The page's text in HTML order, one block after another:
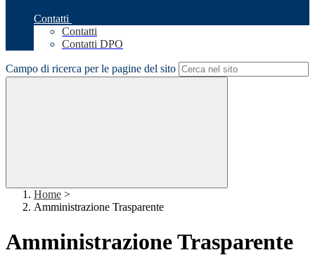
Contatti
Contatti
Contatti DPO
Campo di ricerca per le pagine del sito
Home >
Amministrazione Trasparente
Amministrazione Trasparente